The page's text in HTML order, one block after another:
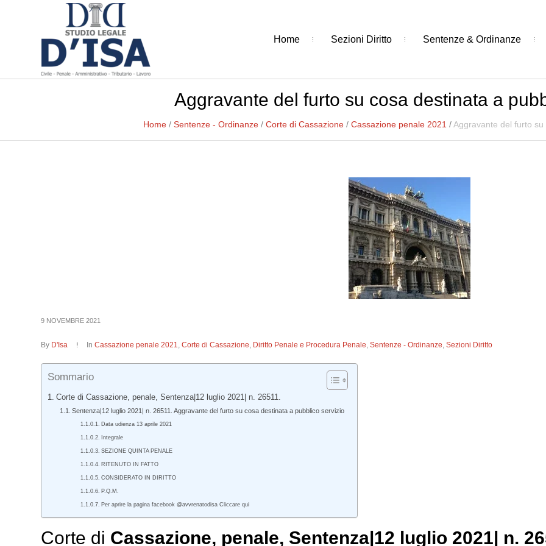
Home Sezioni Diritto Sentenze & Ordinanze
Aggravante del furto su cosa destinata a
Home / Sentenze - Ordinanze / Corte di Cassazione / Cassazione penale 2021 /Aggravante del furto
9 NOVEMBRE 2021
By D'Isa InCassazione penale 2021,Corte di Cassazione, Diritto Penale e Procedura Penale,Sentenze - Ordinanze,Sezioni Diritto
Sommario
Corte di Cassazione, penale, Sentenza|12 luglio 2021| n. 26511.
Sentenza|12 luglio 2021| n. 26511. Aggravante del furto su cosa destinata a pubblico servizio
Data udienza 13 aprile 2021
Integrale
SEZIONE QUINTA PENALE
RITENUTO IN FATTO
CONSIDERATO IN DIRITTO
P.Q.M.
Per aprire la pagina facebook @avvrenatodisa Cliccare qui
Corte di Cassazione, penale, Sentenza|12 luglio 2021| n.